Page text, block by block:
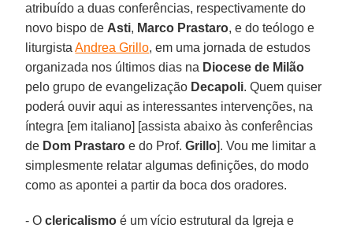
atribuído a duas conferências, respectivamente do
novo bispo de Asti, Marco Prastaro, e do teólogo e
liturgistaAndrea Grillo, em uma jornada de estudos
organizada nos últimos dias na Diocese de Milão
pelo grupo de evangelização Decapoli. Quem quiser
poderá ouvir aqui as interessantes intervenções, na
íntegra [em italiano] [assista abaixo às conferências
de Dom Prastaro e do Prof.Grillo]. Vou me limitar a
simplesmente relatar algumas definições, do modo
como as apontei a partir da boca dos oradores.
- Oclericalismo é um vício estrutural da Igreja e